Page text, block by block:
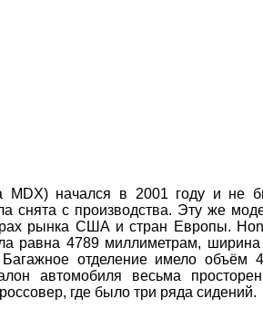
MDX) начался в 2001 году и не
снята с производства. Эту же
рынка США и стран Европы.
равна 4789 миллиметрам,
отделение имело объём
автомобиля весьма
где было три ряда сидений.